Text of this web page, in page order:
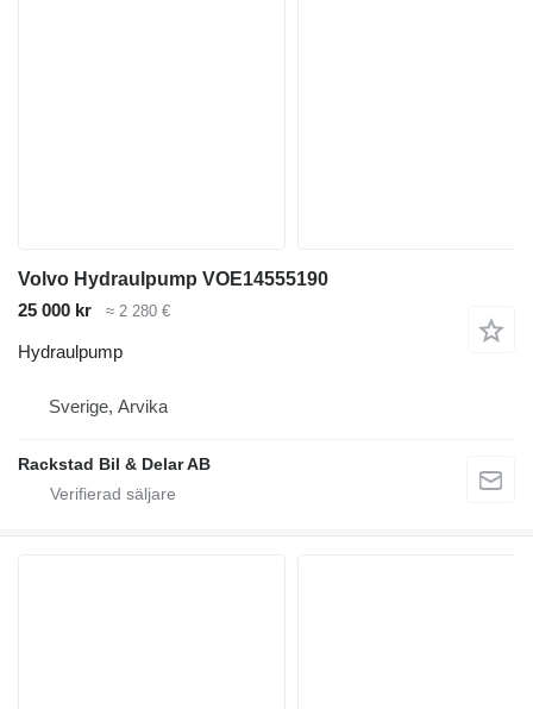
Volvo Hydraulpump VOE14555190
25 000 kr
≈ 2 280 €
Hydraulpump
Sverige, Arvika
Rackstad Bil & Delar AB